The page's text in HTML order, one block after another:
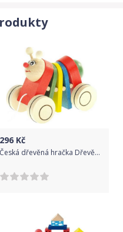
296 Kč
Česká dřevěná hračka Dřevěná tahací hračka - Housenka klapací